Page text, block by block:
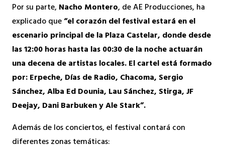
Por su parte,Nacho Montero, de AE Producciones, ha
explicado que“el corazón del festival estará en el
escenario principal de la Plaza Castelar, donde desde
las 12:00 horas hasta las 00:30 de la noche actuarán
una decena de artistas locales. El cartel está formado
por: Erpeche, Días de Radio, Chacoma, Sergio
Sánchez, Alba Ed Dounia, Lau Sánchez, Stirga, JF
Deejay, Dani Barbuken y Ale Stark”.
Además de los conciertos, el festival contará con
diferentes zonas temáticas: